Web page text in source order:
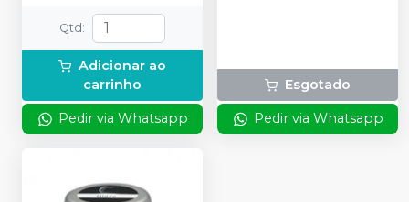
Qtd :
Adicionar ao
carrinho
Pedir via Whatsapp
Esgotado
Pedir via Whatsapp